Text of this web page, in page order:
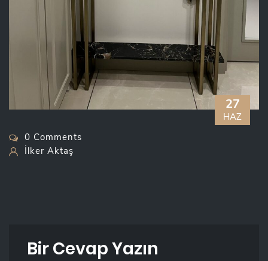
27
HAZ
0 Comments
İlker Aktaş
Bir Cevap Yazın